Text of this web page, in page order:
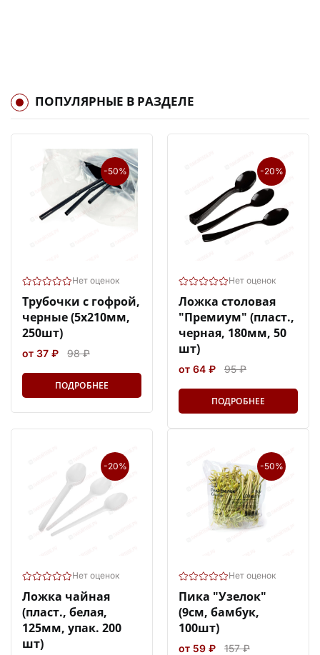
ПОПУЛЯРНЫЕ В РАЗДЕЛЕ
-50%
Нет оценок
Трубочки с гофрой,
черные (5х210мм,
250шт)
от 37 ₽ 98 ₽
ПОДРОБНЕЕ
-20%
Нет оценок
Ложка столовая
"Премиум" (пласт.,
черная, 180мм, 50
шт)
от 64 ₽ 95 ₽
ПОДРОБНЕЕ
-20%
Нет оценок
Ложка чайная
(пласт., белая,
125мм, упак. 200
шт)
-50%
Нет оценок
Пика "Узелок"
(9см, бамбук,
100шт)
от 59 ₽ 157 ₽